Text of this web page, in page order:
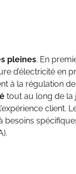
pleines. En
d’électricité en
à la régulation
tout au long de la
client.